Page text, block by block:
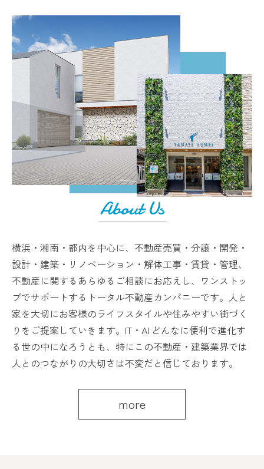
About Us
横浜・湘南・都内を中心に、不動産売買・分譲・開発・
設計・建築・リノベーション・解体工事・賃貸・管理、
不動産に関するあらゆるご相談にお応えし、ワンストッ
プでサポートするトータル不動産カンパニーです。人と
家を大切にお客様のライフスタイルや住みやすい街づく
りをご提案していきます。IT・AI どんなに便利で進化す
る世の中になろうとも、特にこの不動産・建築業界では
人とのつながりの大切さは不変だと信じております。
more